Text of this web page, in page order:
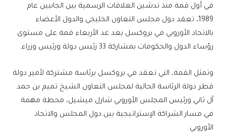
في أول قمة منذ تدشين العلاقات الرسمية بين الجانبين عام
1989، تعقد دول مجلس التعاون الخليجي والدول الأعضاء
بالاتحاد الأوروبي في بروكسل بعد غد الأربعاء قمة على مستوى
رؤساء الدول والحكومات بمشاركة 33 رئيس دولة ورئيس وزراء.
وتمثل القمة، التي تعقد في بروكسل برئاسة مشتركة لأمير دولة
قطر دولة الرئاسة الحالية لمجلس التعاون الشيخ تميم بن حمد
آل ثاني ورئيس المجلس الأوروبي شارل ميشيل، محطة مهمة
في مسار الشراكة الإستراتيجية بين دول المجلس والاتحاد
الأوروبي.